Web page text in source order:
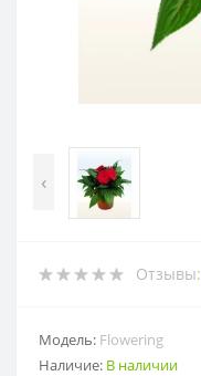
‹
Отзывы:
Модель: Flowering
Наличие: В наличии